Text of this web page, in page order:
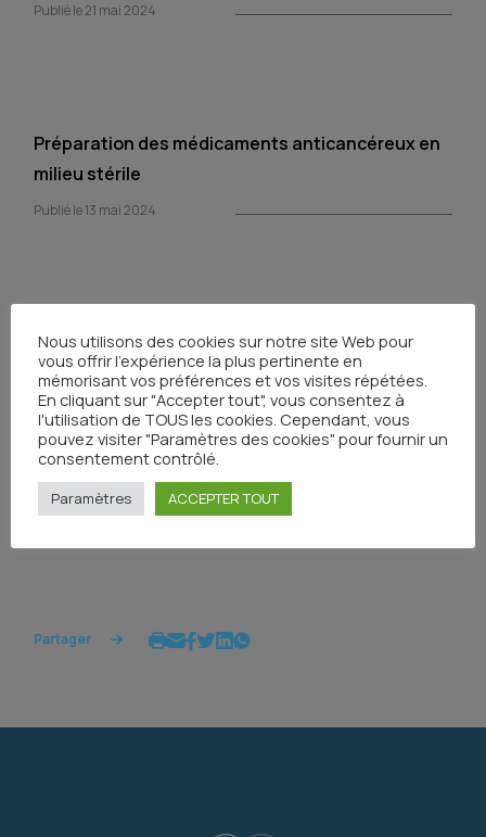
Publié le 21 mai 2024
Préparation des médicaments anticancéreux en
milieu stérile
Publié le 13 mai 2024
Introduction aux traitements médicaux en
oncologie
Publié le 7 mai 2024
Partager
Nous utilisons des cookies sur notre site Web pour
vous offrir l'expérience la plus pertinente en
mémorisant vos préférences et vos visites répétées.
En cliquant sur "Accepter tout", vous consentez à
l'utilisation de TOUS les cookies. Cependant, vous
pouvez visiter "Paramètres des cookies" pour fournir un
consentement contrôlé.
Paramètres ACCEPTER TOUT